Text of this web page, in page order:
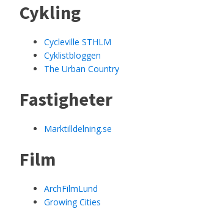
Cykling
Cycleville STHLM
Cyklistbloggen
The Urban Country
Fastigheter
Marktilldelning.se
Film
ArchFilmLund
Growing Cities